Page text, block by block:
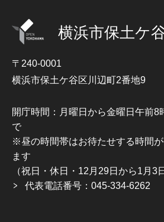
横浜市保土ケ
〒240-0001
横浜市保土ケ谷区川辺町2番地9
開庁時間：月曜日から金曜日午前8
で
※昼の時間帯はお待たせする時間
ます
（祝日・休日・12月29日から1月3
代表電話番号：045-334-6262